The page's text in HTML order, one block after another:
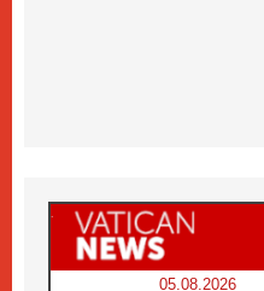
05.08.2026